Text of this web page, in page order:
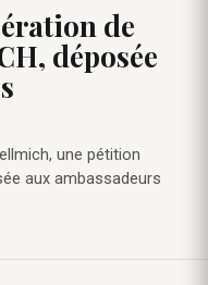
de
déposée
une pétition
aux ambassadeurs